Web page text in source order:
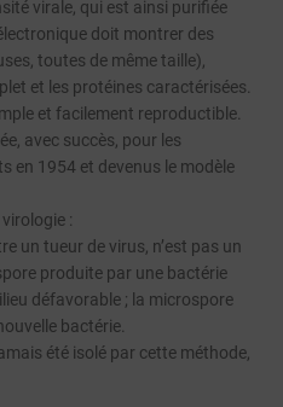
virale, qui est ainsi purifiée
doit montrer des
toutes de même taille),
et les protéines caractérisées.
et facilement reproductible.
avec succès, pour les
en 1954 et devenus le modèle
:
un tueur de virus, n’est pas un
produite par une bactérie
défavorable ; la microspore
bactérie.
été isolé par cette méthode,